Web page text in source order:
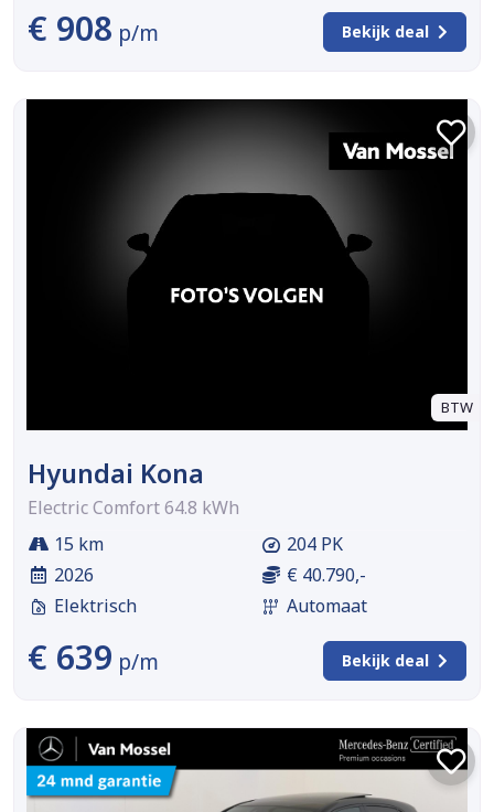
€ 908 p/m Bekijk deal
BTW
Hyundai Kona
Electric Comfort 64.8 kWh
15 km
2026
Elektrisch
204 PK
€ 40.790,-
Automaat
€ 639 p/m Bekijk deal